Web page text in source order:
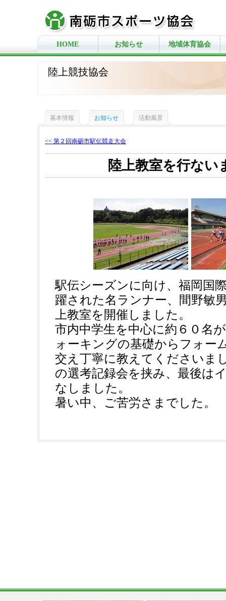
HOME お知らせ 地域体育協会
陸上競技協会
基本情報 お知らせ 活動風景
<< 第２回南砺市駅伝競走大会
陸上教室を行ない
駅伝シーズンに向け、福岡国
躍された名ランナー、間野敏
上教室を開催しました。
市内中学生を中心に約６０名
ォーキングの基礎からフォー
交え丁寧に教えてくださいま
の選考記録会を挟み、最後は
なしました。
暑い中、ご苦労さまでした。